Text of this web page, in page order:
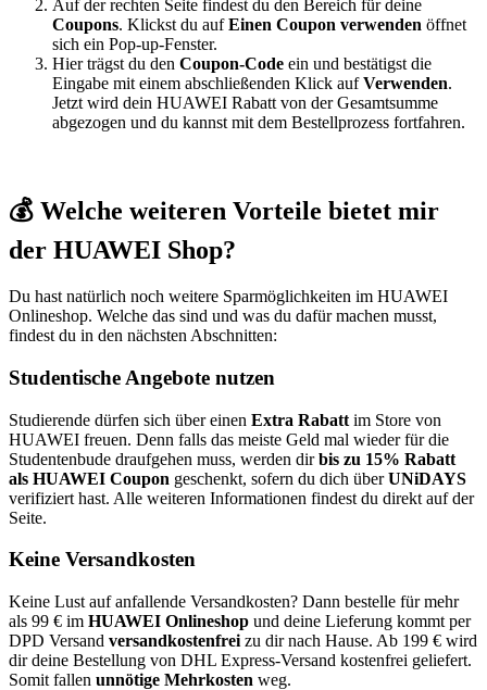
Auf der rechten Seite findest du den Bereich für deine
Coupons. Klickst du aufEinen Coupon verwenden öffnet
sich ein Pop-up-Fenster.
Hier trägst du den Coupon-Code ein und bestätigst die
Eingabe mit einem abschließenden Klick aufVerwenden.
Jetzt wird dein HUAWEI Rabatt von der Gesamtsumme
abgezogen und du kannst mit dem Bestellprozess fortfahren.
💰 Welche weiteren Vorteile bietet mir
der HUAWEI Shop?
Du hast natürlich noch weitere Sparmöglichkeiten im HUAWEI
Onlineshop. Welche das sind und was du dafür machen musst,
findest du in den nächsten Abschnitten:
Studentische Angebote nutzen
Studierende dürfen sich über einen Extra Rabatt im Store von
HUAWEI freuen. Denn falls das meiste Geld mal wieder für die
Studentenbude draufgehen muss, werden dirbis zu 15% Rabatt
als HUAWEI Coupon geschenkt, sofern du dich überUNiDAYS
verifiziert hast. Alle weiteren Informationen findest du direkt auf der
Seite.
Keine Versandkosten
Keine Lust auf anfallende Versandkosten? Dann bestelle für mehr
als 99 € im HUAWEI Onlineshop und deine Lieferung kommt per
DPD Versand versandkostenfrei zu dir nach Hause. Ab 199 € wird
dir deine Bestellung von DHL Express-Versand kostenfrei geliefert.
Somit fallen unnötige Mehrkosten weg.